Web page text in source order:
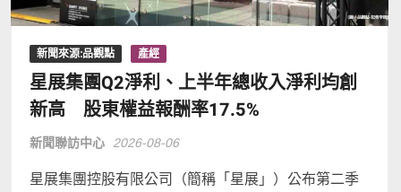
新聞來源:品觀點 產經
星展集團Q2淨利、上半年總收入淨利均創
新高 股東權益報酬率17.5%
新聞聯訪中心 2026-08-06
星展集團控股有限公司（簡稱「星展」）公布第二季